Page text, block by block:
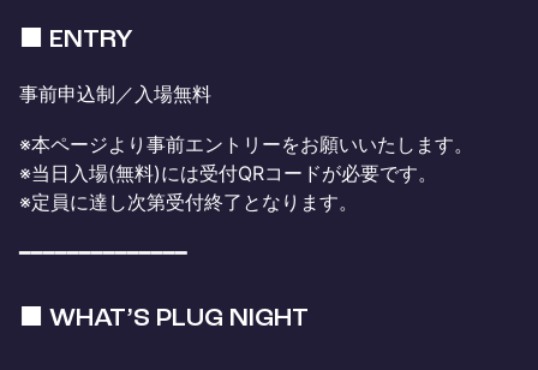
■ ENTRY
事前申込制／入場無料
※本ページより事前エントリーをお願いいたします。
※当日入場(無料)には受付QRコードが必要です。
※定員に達し次第受付終了となります。
━━━━━━━━━━━━━━
■ WHAT’S PLUG NIGHT